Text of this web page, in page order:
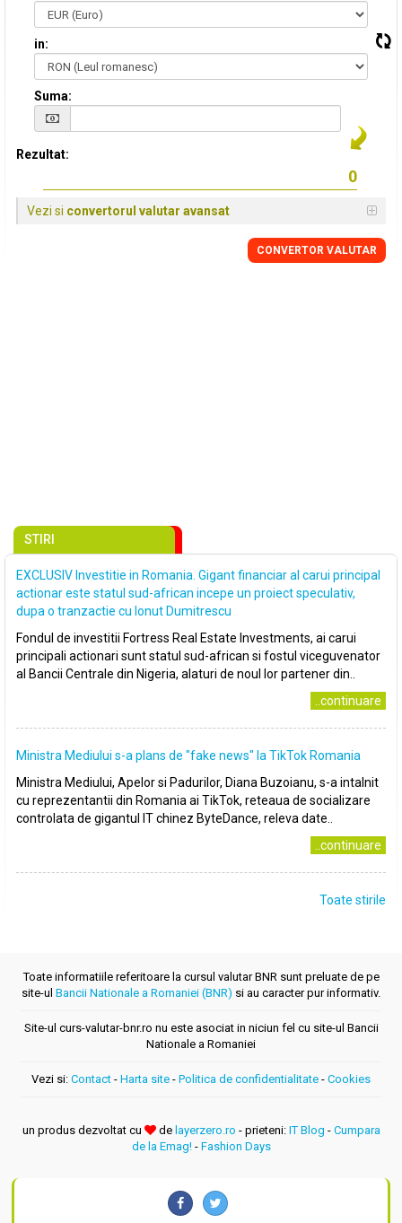
in:
Suma:
Rezultat:
Vezi si convertorul valutar avansat
CONVERTOR VALUTAR
STIRI
EXCLUSIV Investitie in Romania. Gigant financiar al carui principal
actionar este statul sud-african incepe un proiect speculativ,
dupa o tranzactie cu Ionut Dumitrescu
Fondul de investitii Fortress Real Estate Investments, ai carui
principali actionari sunt statul sud-african si fostul viceguvenator
al Bancii Centrale din Nigeria, alaturi de noul lor partener din..
..continuare
Ministra Mediului s-a plans de ″fake news″ la TikTok Romania
Ministra Mediului, Apelor si Padurilor, Diana Buzoianu, s-a intalnit
cu reprezentantii din Romania ai TikTok, reteaua de socializare
controlata de gigantul IT chinez ByteDance, releva date..
..continuare
Toate stirile
Toate informatiile referitoare la cursul valutar BNR sunt preluate de pe
site-ul Bancii Nationale a Romaniei (BNR) si au caracter pur informativ.
Site-ul curs-valutar-bnr.ro nu este asociat in niciun fel cu site-ul Bancii
Nationale a Romaniei
Vezi si: Contact - Harta site - Politica de confidentialitate - Cookies
un produs dezvoltat cu de layerzero.ro - prieteni: IT Blog - Cumpara
de la Emag!- Fashion Days